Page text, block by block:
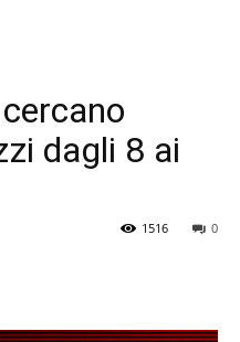
dagli 8 ai
0
1516